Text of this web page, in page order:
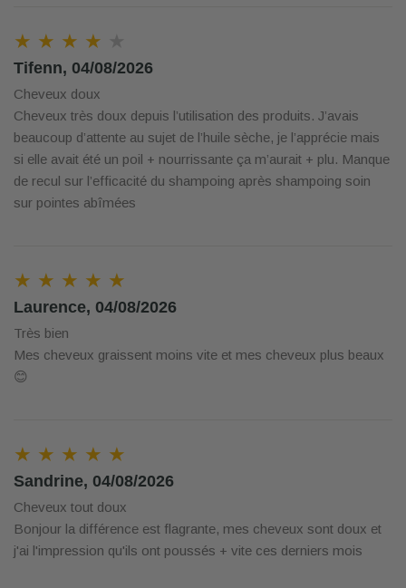
★ ★ ★ ★
Tifenn, 04/08/2026
Cheveux doux
Cheveux très doux depuis l’utilisation des produits. J’avais
beaucoup d’attente au sujet de l’huile sèche, je l’apprécie mais
si elle avait été un poil + nourrissante ça m’aurait + plu. Manque
de recul sur l’efficacité du shampoing après shampoing soin
sur pointes abîmées
★ ★ ★ ★ ★
Laurence, 04/08/2026
Très bien
Mes cheveux graissent moins vite et mes cheveux plus beaux
😊
★ ★ ★ ★ ★
Sandrine, 04/08/2026
Cheveux tout doux
Bonjour la différence est flagrante, mes cheveux sont doux et
j'ai l'impression qu'ils ont poussés + vite ces derniers mois